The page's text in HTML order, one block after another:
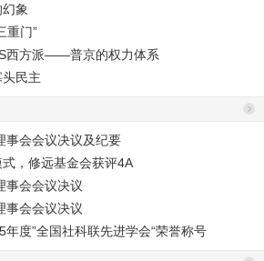
象
重门”
西方派——普京的权力体系
民主
事会会议决议及纪要
，修远基金会获评4A
事会会议决议
事会会议决议
度”全国社科联先进学会“荣誉称号